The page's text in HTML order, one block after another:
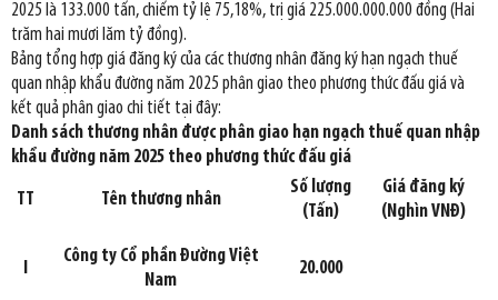
2025 là 133.000 tấn, chiếm tỷ lệ 75,18%, trị giá 225.000.000.000 đồng (Hai
trăm hai mươi lăm tỷ đồng).
Bảng tổng hợp giá đăng ký của các thương nhân đăng ký hạn ngạch thuế
quan nhập khẩu đường năm 2025 phân giao theo phương thức đấu giá và
kết quả phân giao chi tiết tại đây:
Danh sách thương nhân được phân giao hạn ngạch thuế quan nhập
khẩu đường năm 2025 theo phương thức đấu giá
TT Tên thương nhân
Số lượng
(Tấn)
Giá đăng ký
(Nghìn VNĐ)
Công ty Cổ phần Đường Việt
Nam
20.000